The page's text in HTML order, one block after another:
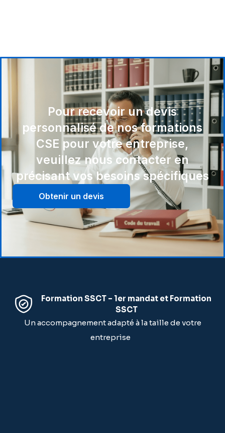
Pour recevoir un devis
personnalisé de nos formations
CSE pour votre entreprise,
veuillez nous contacter en
précisant vos besoins spécifiques
Obtenir un devis
Formation SSCT – 1er mandat et Formation
SSCT
Un accompagnement adapté à la taille de votre
entreprise